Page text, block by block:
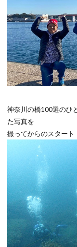
神奈川の橋100選のひ
た写真を
撮ってからのスタート